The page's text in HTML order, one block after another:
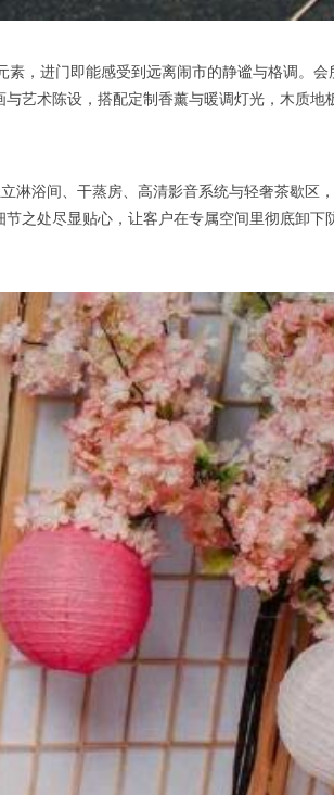
，进门即能感受到远离闹市的静谧与格调。会
艺术陈设，搭配定制香薰与暖调灯光，木质地
浴间、干蒸房、高清影音系统与轻奢茶歇区
之处尽显贴心，让客户在专属空间里彻底卸下